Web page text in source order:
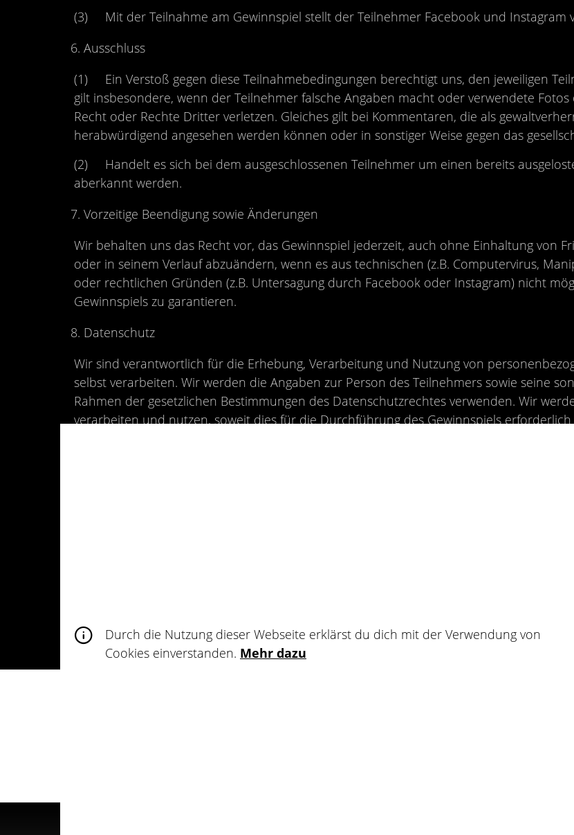
Durch die Nutzung dieser Webseite erklärst du dich mit der Verwendung von
Cookies einverstanden. Mehr dazu
(3) Mit der Teilnahme am Gewinnspiel stellt der Teilnehmer Facebook und Instagram
Ausschluss
(1) Ein Verstoß gegen diese Teilnahmebedingungen berechtigt uns, den jeweiligen
gilt insbesondere, wenn der Teilnehmer falsche Angaben macht oder verwendete
Recht oder Rechte Dritter verletzen. Gleiches gilt bei Kommentaren, die als
herabwürdigend angesehen werden können oder in sonstiger Weise gegen das
(2) Handelt es sich bei dem ausgeschlossenen Teilnehmer um einen bereits
aberkannt werden.
Vorzeitige Beendigung sowie Änderungen
Wir behalten uns das Recht vor, das Gewinnspiel jederzeit, auch ohne Einhaltung von
oder in seinem Verlauf abzuändern, wenn es aus technischen (z.B. Computervirus,
oder rechtlichen Gründen (z.B. Untersagung durch Facebook oder Instagram) nicht
Gewinnspiels zu garantieren.
Datenschutz
Wir sind verantwortlich für die Erhebung, Verarbeitung und Nutzung von
selbst verarbeiten. Wir werden die Angaben zur Person des Teilnehmers sowie seine
Rahmen der gesetzlichen Bestimmungen des Datenschutzrechtes verwenden. Wir
verarbeiten und nutzen, soweit dies für die Durchführung des Gewinnspiels